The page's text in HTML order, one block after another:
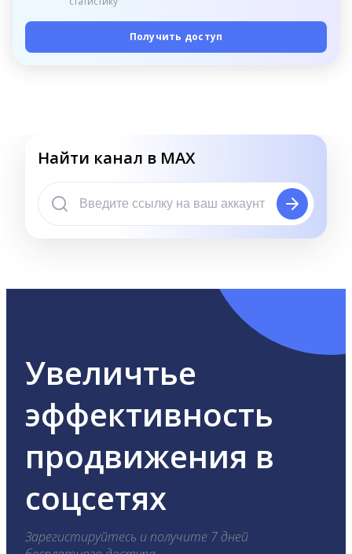
Получить доступ
Найти канал в MAX
Увеличтье
эффективность
продвижения в
соцсетях
Зарегистируйтесь и получите 7 дней